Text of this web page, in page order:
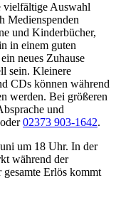
vielfältige Auswahl
Medienspenden
und Kinderbücher,
in einem guten
neues Zuhause
sein. Kleinere
CDs können während
werden. Bei größeren
und
oder02373 903-1642.
um 18 Uhr. In der
während der
Erlös kommt